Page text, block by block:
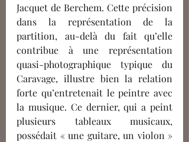
Jacquet de Berchem. Cette précision
dans la représentation de la
partition, au-delà du fait qu’elle
contribue à une représentation
quasi-photographique typique du
Caravage, illustre bien la relation
forte qu’entretenait le peintre avec
la musique. Ce dernier, qui a peint
plusieurs tableaux musicaux,
possédait « une guitare, un violon »